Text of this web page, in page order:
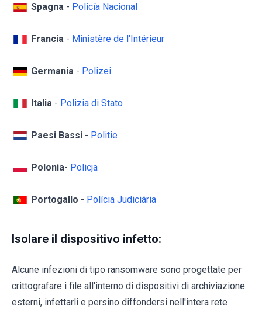
Spagna - Policía Nacional
Francia - Ministère de l'Intérieur
Germania - Polizei
Italia - Polizia di Stato
Paesi Bassi - Politie
Polonia- Policja
Portogallo - Polícia Judiciária
Isolare il dispositivo infetto:
Alcune infezioni di tipo ransomware sono progettate per
crittografare i file all'interno di dispositivi di archiviazione
esterni, infettarli e persino diffondersi nell'intera rete